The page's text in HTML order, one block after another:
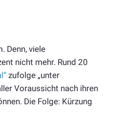
Denn, viele
nicht mehr. Rund 20
zufolge „unter
Voraussicht nach ihren
Die Folge: Kürzung